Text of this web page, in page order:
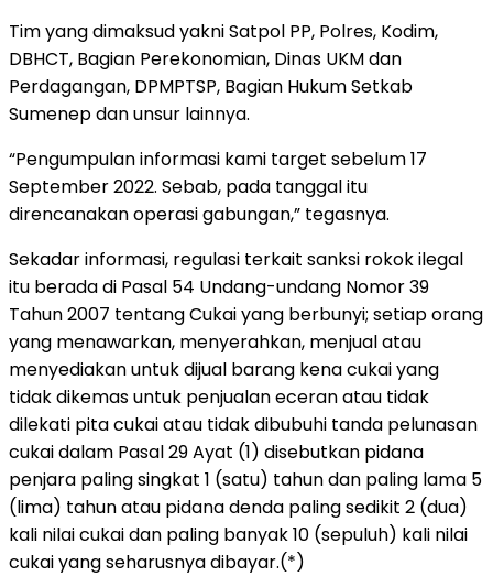
Tim yang dimaksud yakni Satpol PP, Polres, Kodim,
DBHCT, Bagian Perekonomian, Dinas UKM dan
Perdagangan, DPMPTSP, Bagian Hukum Setkab
Sumenep dan unsur lainnya.
“Pengumpulan informasi kami target sebelum 17
September 2022. Sebab, pada tanggal itu
direncanakan operasi gabungan,” tegasnya.
Sekadar informasi, regulasi terkait sanksi rokok ilegal
itu berada di Pasal 54 Undang-undang Nomor 39
Tahun 2007 tentang Cukai yang berbunyi; setiap orang
yang menawarkan, menyerahkan, menjual atau
menyediakan untuk dijual barang kena cukai yang
tidak dikemas untuk penjualan eceran atau tidak
dilekati pita cukai atau tidak dibubuhi tanda pelunasan
cukai dalam Pasal 29 Ayat (1) disebutkan pidana
penjara paling singkat 1 (satu) tahun dan paling lama 5
(lima) tahun atau pidana denda paling sedikit 2 (dua)
kali nilai cukai dan paling banyak 10 (sepuluh) kali nilai
cukai yang seharusnya dibayar.(*)